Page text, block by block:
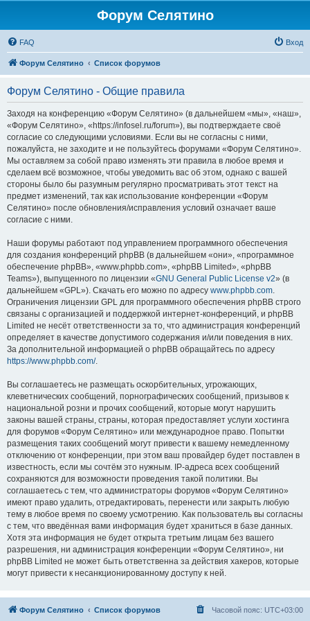
Форум Селятино
FAQ Вход
Форум Селятино Список форумов
Форум Селятино - Общие правила
Заходя на конференцию «Форум Селятино» (в дальнейшем «мы», «наш»,
«Форум Селятино», «https://infosel.ru/forum»), вы подтверждаете своё
согласие со следующими условиями. Если вы не согласны с ними,
пожалуйста, не заходите и не пользуйтесь форумами «Форум Селятино».
Мы оставляем за собой право изменять эти правила в любое время и
сделаем всё возможное, чтобы уведомить вас об этом, однако с вашей
стороны было бы разумным регулярно просматривать этот текст на
предмет изменений, так как использование конференции «Форум
Селятино» после обновления/исправления условий означает ваше
согласие с ними.
Наши форумы работают под управлением программного обеспечения
для создания конференций phpBB (в дальнейшем «они», «программное
обеспечение phpBB», «www.phpbb.com», «phpBB Limited», «phpBB
Teams»), выпущенного по лицензии «GNU General Public License v2» (в
дальнейшем «GPL»). Скачать его можно по адресу www.phpbb.com.
Ограничения лицензии GPL для программного обеспечения phpBB строго
связаны с организацией и поддержкой интернет-конференций, и phpBB
Limited не несёт ответственности за то, что администрация конференций
определяет в качестве допустимого содержания и/или поведения в них.
За дополнительной информацией о phpBB обращайтесь по адресу
https://www.phpbb.com/.
Вы соглашаетесь не размещать оскорбительных, угрожающих,
клеветнических сообщений, порнографических сообщений, призывов к
национальной розни и прочих сообщений, которые могут нарушить
законы вашей страны, страны, которая предоставляет услуги хостинга
для форумов «Форум Селятино» или международное право. Попытки
размещения таких сообщений могут привести к вашему немедленному
отключению от конференции, при этом ваш провайдер будет поставлен в
известность, если мы сочтём это нужным. IP-адреса всех сообщений
сохраняются для возможности проведения такой политики. Вы
соглашаетесь с тем, что администраторы форумов «Форум Селятино»
имеют право удалить, отредактировать, перенести или закрыть любую
тему в любое время по своему усмотрению. Как пользователь вы согласны
с тем, что введённая вами информация будет храниться в базе данных.
Хотя эта информация не будет открыта третьим лицам без вашего
разрешения, ни администрация конференции «Форум Селятино», ни
phpBB Limited не может быть ответственна за действия хакеров, которые
могут привести к несанкционированному доступу к ней.
Форум Селятино Список форумов Часовой пояс: UTC+03:00